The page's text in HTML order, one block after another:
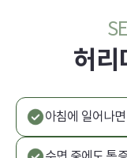
허리
아침에 일어나